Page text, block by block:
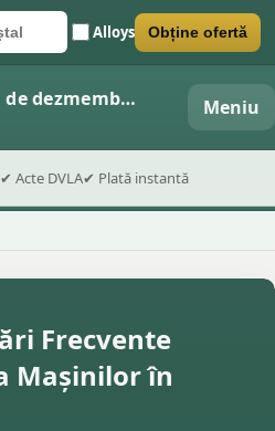
de înmatriculare
Alloys
formularul Obține ofertă
Eccles Centru de dezmembrări auto Meniu
✔ Acte DVLA✔ Plată instantă
Frecvente
Mașinilor în